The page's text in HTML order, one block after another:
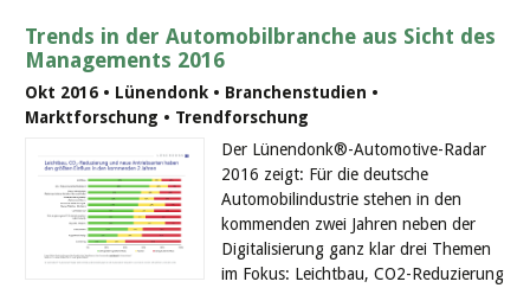
Trends in der Automobilbranche aus Sicht des
Managements 2016
Okt 2016 • Lünendonk • Branchenstudien •
Marktforschung • Trendforschung
Der Lünendonk®-Automotive-Radar
2016 zeigt: Für die deutsche
Automobilindustrie stehen in den
kommenden zwei Jahren neben der
Digitalisierung ganz klar drei Themen
im Fokus: Leichtbau, CO2-Reduzierung